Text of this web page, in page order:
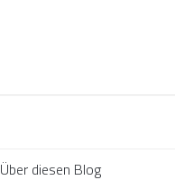
Über diesen Blog